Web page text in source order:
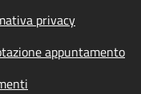
privacy
appuntamento